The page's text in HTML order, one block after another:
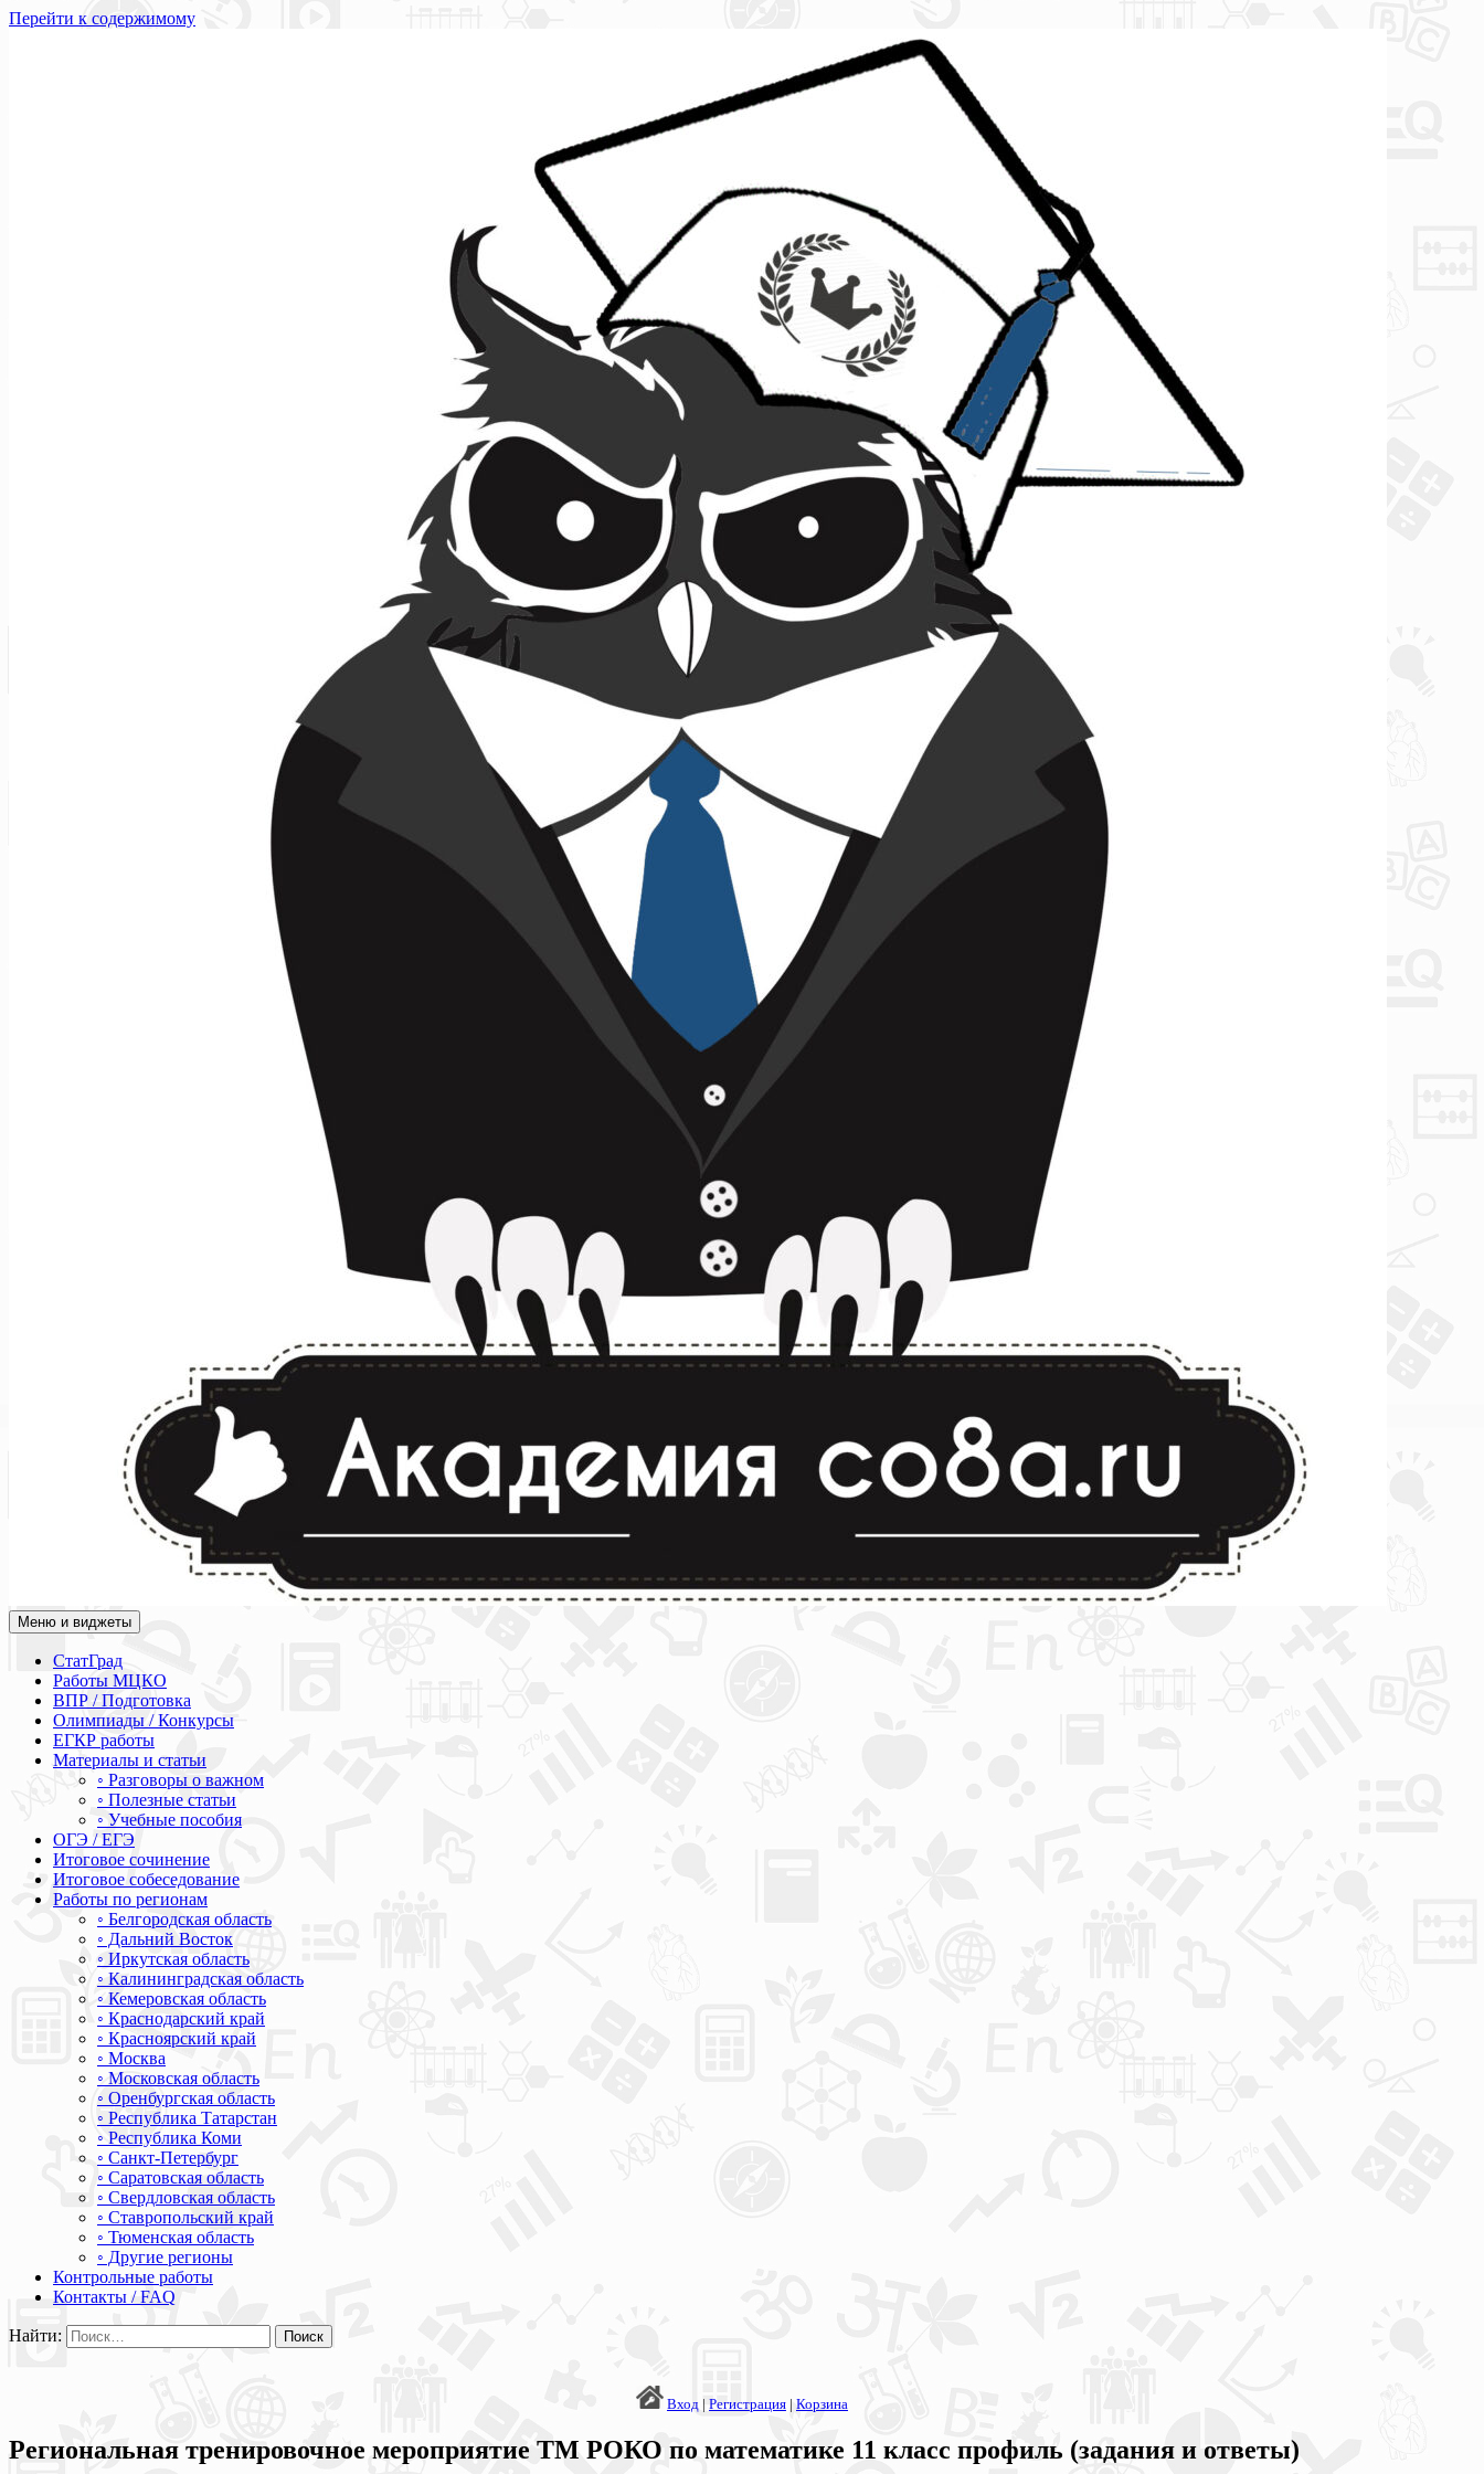
Перейти к содержимому
Академия СОВА
Подготовка к ЕГЭ, ОГЭ, ВПР, МЦКО, СтатГрад, КДР, ВОШ, олимпиады и конкурсы
Меню и виджеты
СтатГрад
Работы МЦКО
ВПР / Подготовка
Олимпиады / Конкурсы
ЕГКР работы
Материалы и статьи
◦ Разговоры о важном
◦ Полезные статьи
◦ Учебные пособия
ОГЭ / ЕГЭ
Итоговое сочинение
Итоговое собеседование
Работы по регионам
◦ Белгородская область
◦ Дальний Восток
◦ Иркутская область
◦ Калининградская область
◦ Кемеровская область
◦ Краснодарский край
◦ Красноярский край
◦ Москва
◦ Московская область
◦ Оренбургская область
◦ Республика Татарстан
◦ Республика Коми
◦ Санкт-Петербург
◦ Саратовская область
◦ Свердловская область
◦ Ставропольский край
◦ Тюменская область
◦ Другие регионы
Контрольные работы
Контакты / FAQ
Найти:
Вход | Регистрация | Корзина
Региональная тренировочное мероприятие ТМ РОКО по математике 11 класс профиль (задания и ответы)